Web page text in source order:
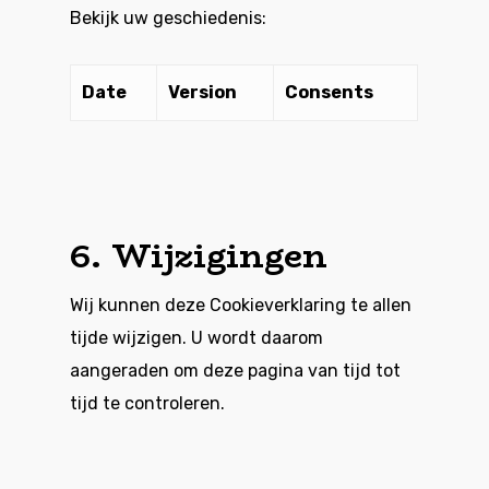
Bekijk uw geschiedenis:
Date Version Consents
6. Wijzigingen
Wij kunnen deze Cookieverklaring te allen
tijde wijzigen. U wordt daarom
aangeraden om deze pagina van tijd tot
tijd te controleren.